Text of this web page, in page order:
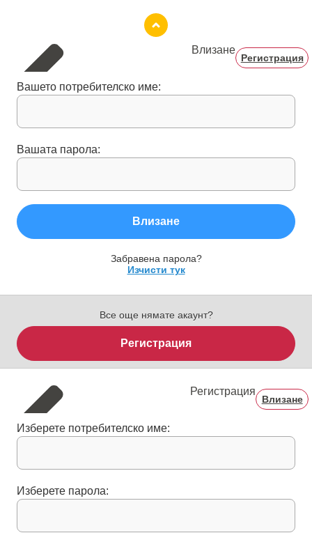
Влизане
Регистрация
Вашето потребителско име:
Вашата парола:
Влизане
Забравена парола?
Изчисти тук
Все още нямате акаунт?
Регистрация
Регистрация
Влизане
Изберете потребителско име:
Изберете парола: